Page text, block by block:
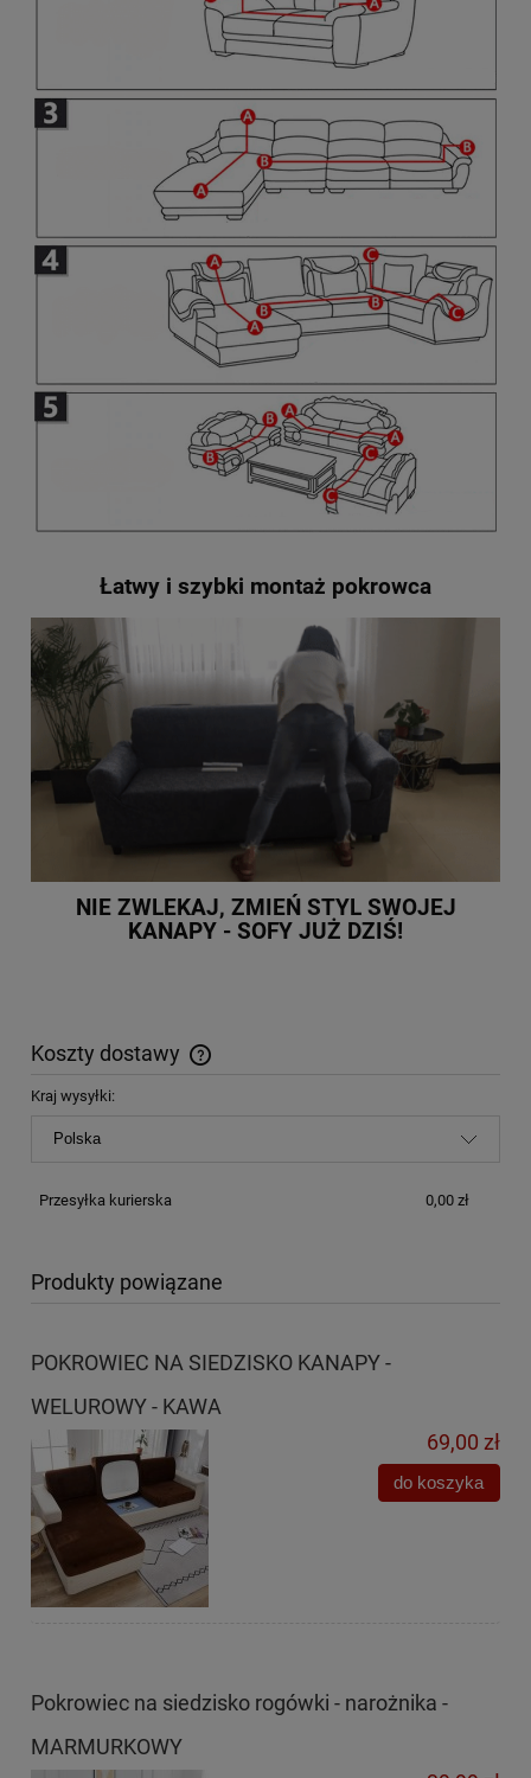
Łatwy i szybki montaż pokrowca
NIE ZWLEKAJ, ZMIEŃ STYL SWOJEJ
KANAPY - SOFY JUŻ DZIŚ!
Koszty dostawy
Cena nie zawiera ewentualnych kosztów płatności
Kraj wysyłki:
Przesyłka kurierska 0,00 zł
Produkty powiązane
POKROWIEC NA SIEDZISKO KANAPY -
WELUROWY - KAWA
69,00 zł
do koszyka
Pokrowiec na siedzisko rogówki - narożnika -
MARMURKOWY